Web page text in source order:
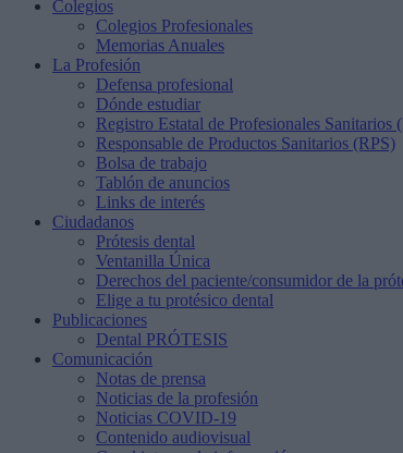
Colegios
Colegios Profesionales
Memorias Anuales
La Profesión
Defensa profesional
Dónde estudiar
Registro Estatal de Profesionales Sanitarios
Responsable de Productos Sanitarios (RPS)
Bolsa de trabajo
Tablón de anuncios
Links de interés
Ciudadanos
Prótesis dental
Ventanilla Única
Derechos del paciente/consumidor de la
Elige a tu protésico dental
Publicaciones
Dental PRÓTESIS
Comunicación
Notas de prensa
Noticias de la profesión
Noticias COVID-19
Contenido audiovisual